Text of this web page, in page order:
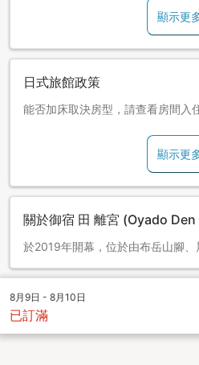
顯示更
日式旅館政策
能否加床取決房型，請查看房間入
顯示更
關於御宿 田 離宮 (Oyado
於2019年開幕，位於由布岳山腳、
8月9日 - 8月10日
已訂滿